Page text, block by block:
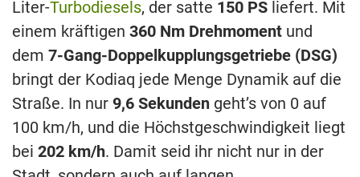
Liter-Turbodiesels, der satte 150 PS liefert. Mit
einem kräftigen 360 Nm Drehmoment und
dem 7-Gang-Doppelkupplungsgetriebe (DSG)
bringt der Kodiaq jede Menge Dynamik auf die
Straße. In nur 9,6 Sekunden geht’s von 0 auf
100 km/h, und die Höchstgeschwindigkeit liegt
bei 202 km/h. Damit seid ihr nicht nur in der